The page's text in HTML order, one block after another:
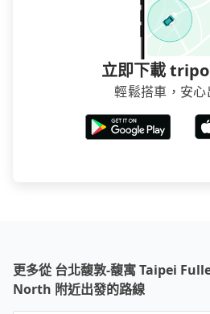
立即下載
輕鬆搭車，安心
更多從 台北馥敦-馥寓 Taipei
North 附近出發的路線